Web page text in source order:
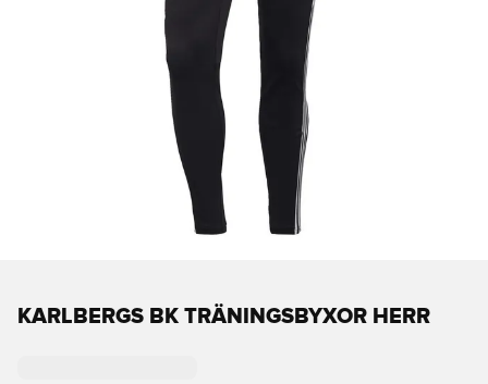
KARLBERGS BK TRÄNINGSBYXOR HERR